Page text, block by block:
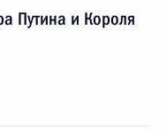
Путина и Короля